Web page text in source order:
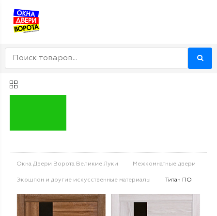
Окна Двери Ворота Великие Луки Межкомнатные двери
Экошпон и другие искусственные материалы Титан ПО